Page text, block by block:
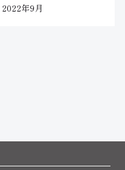
2022年9月